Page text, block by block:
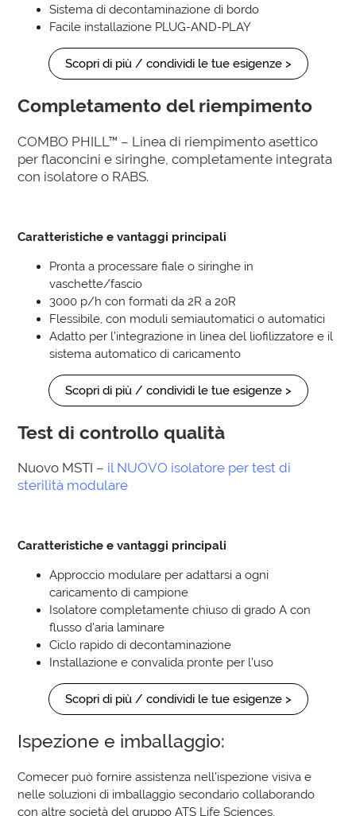
Sistema di decontaminazione di bordo
Facile installazione PLUG-AND-PLAY
Scopri di più / condividi le tue esigenze >
Completamento del riempimento
COMBO PHILL™ – Linea di riempimento asettico
per flaconcini e siringhe, completamente integrata
con isolatore o RABS.
Caratteristiche e vantaggi principali
Pronta a processare fiale o siringhe in
vaschette/fascio
3000 p/h con formati da 2R a 20R
Flessibile, con moduli semiautomatici o automatici
Adatto per l’integrazione in linea del liofilizzatore e il
sistema automatico di caricamento
Scopri di più / condividi le tue esigenze >
Test di controllo qualità
Nuovo MSTI – il NUOVO isolatore per test di
sterilità modulare
Caratteristiche e vantaggi principali
Approccio modulare per adattarsi a ogni
caricamento di campione
Isolatore completamente chiuso di grado A con
flusso d’aria laminare
Ciclo rapido di decontaminazione
Installazione e convalida pronte per l’uso
Scopri di più / condividi le tue esigenze >
Ispezione e imballaggio:
Comecer può fornire assistenza nell’ispezione visiva e
nelle soluzioni di imballaggio secondario collaborando
con altre società del gruppo ATS Life Sciences.